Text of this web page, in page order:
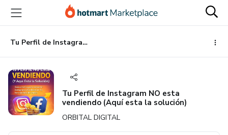
principal
página
de
página
Tu Perfil de Instagram NO esta vendiendo (Aquí esta la solución)
Tu Perfil de Instagram NO esta
vendiendo (Aquí esta la solución)
ORBITAL DIGITAL